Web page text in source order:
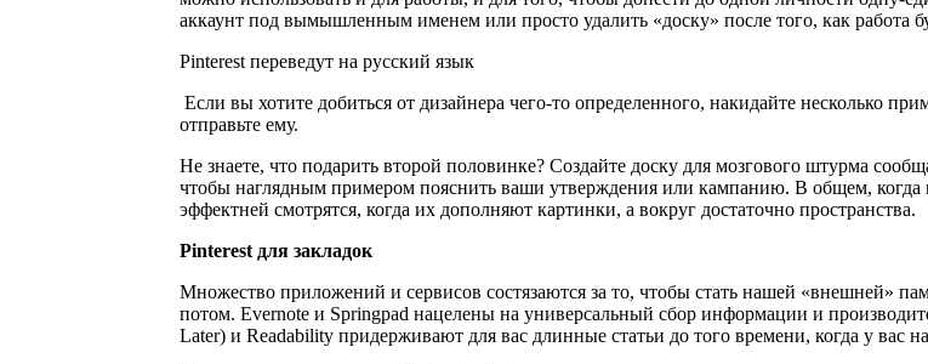
аккаунт под вымышленным именем или просто удалить «доску» после того, как работа
Pinterest переведут на русский язык
Если вы хотите добиться от дизайнера чего-то определенного, накидайте несколько
отправьте ему.
Не знаете, что подарить второй половинке? Создайте доску для мозгового штурма
чтобы наглядным примером пояснить ваши утверждения или кампанию. В общем, когда
эффектней смотрятся, когда их дополняют картинки, а вокруг достаточно пространства.
Pinterest для закладок
Множество приложений и сервисов состязаются за то, чтобы стать нашей «внешней»
потом. Evernote и Springpad нацелены на универсальный сбор информации и
Later) и Readability придерживают для вас длинные статьи до того времени, когда у вас